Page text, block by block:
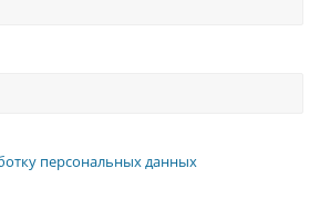
персональных данных